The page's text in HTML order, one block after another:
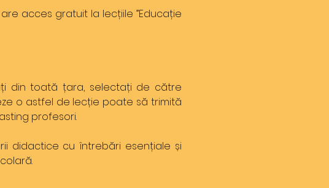
acces gratuit la lecțiile ”Educație
din toată țara, selectați de către
o astfel de lecție poate să trimită
profesori.
didactice cu întrebări esențiale și